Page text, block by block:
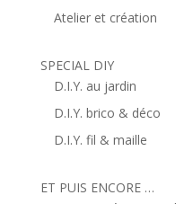
Atelier et création
SPECIAL DIY
D.I.Y. au jardin
D.I.Y. brico & déco
D.I.Y. fil & maille
ET PUIS ENCORE …